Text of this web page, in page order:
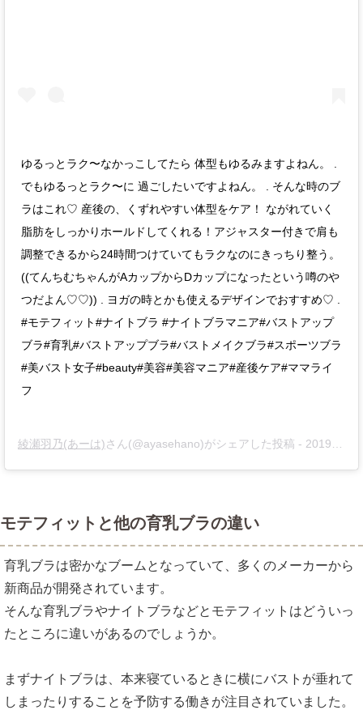
ゆるっとラク〜なかっこしてたら 体型もゆるみますよねん。 .
でもゆるっとラク〜に 過ごしたいですよねん。 . そんな時のブ
ラはこれ♡ 産後の、くずれやすい体型をケア！ ながれていく
脂肪をしっかりホールドしてくれる！アジャスター付きで肩も
調整できるから24時間つけていてもラクなのにきっちり整う。
((てんちむちゃんがAカップからDカップになったという噂のや
つだよん♡♡)) . ヨガの時とかも使えるデザインでおすすめ♡ .
#モテフィット#ナイトブラ #ナイトブラマニア#バストアップ
ブラ#育乳#バストアップブラ#バストメイクブラ#スポーツブラ
#美バスト女子#beauty#美容#美容マニア#産後ケア#ママライ
フ
綾瀬羽乃(あーは)さん(@ayasehano)がシェアした投稿 - 2019年 1月月10日午前6時38分PST
モテフィットと他の育乳ブラの違い
育乳ブラは密かなブームとなっていて、多くのメーカーから
新商品が開発されています。
そんな育乳ブラやナイトブラなどとモテフィットはどういっ
たところに違いがあるのでしょうか。
まずナイトブラは、本来寝ているときに横にバストが垂れて
しまったりすることを予防する働きが注目されていました。